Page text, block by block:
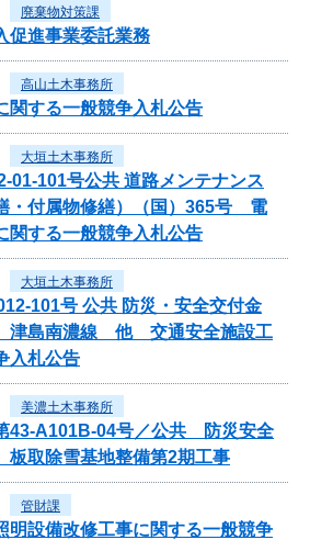
廃棄物対策課
促進事業委託業務
高山土木事務所
関する一般競争入札公告
大垣土木事務所
01-101号公共 道路メンテナンス
・付属物修繕）（国）365号 電
関する一般競争入札公告
大垣土木事務所
101号 公共 防災・安全交付金
）津島南濃線 他 交通安全施設工
入札公告
美濃土木事務所
43-A101B-04号／公共 防災安全
板取除雪基地整備第2期工事
管財課
明設備改修工事に関する一般競争